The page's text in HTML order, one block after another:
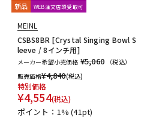
新品 WEB注文店頭受取可
MEINL
CSBS8BR [Crystal Singing Bowl S
leeve / 8インチ用]
メーカー希望小売価格 ¥5,060
（税込）
販売価格¥4,840(税込)
特別価格
¥4,554(税込)
ポイント：1%(41pt)